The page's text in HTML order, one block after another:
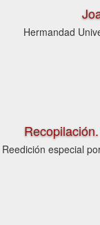
Hermandad
Reedición especial